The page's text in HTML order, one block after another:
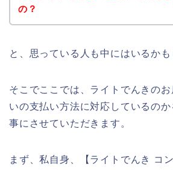
の？
と、思っている人も中にはいるかも
そこでここでは、ライトでんきの
いの支払い方法に対応しているの
事にさせていただきます。
まず、私自身、【ライトでんき コ